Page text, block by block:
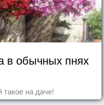
в обычных пнях
на даче!